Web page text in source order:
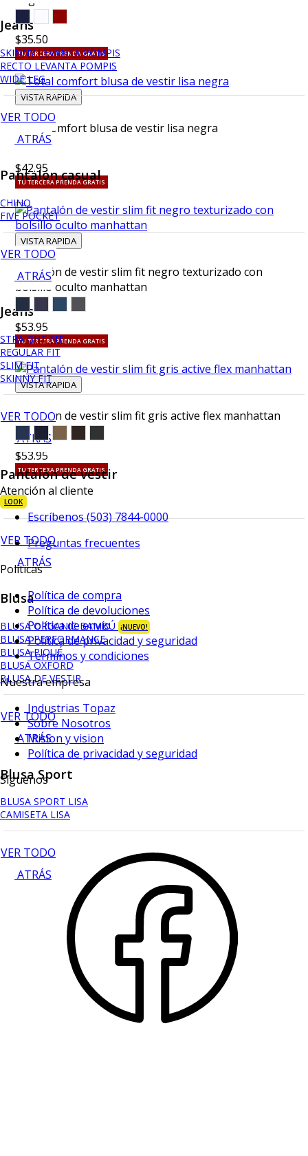
Jeans
SKINNY LEVANTA POMPIS
RECTO LEVANTA POMPIS
WIDE LEG
VER TODO
ATRÁS
Pantalón casual
CHINO
FIVE POCKET
VER TODO
ATRÁS
Jeans
STRAIGHT FIT
REGULAR FIT
SLIM FIT
SKINNY FIT
VER TODO
ATRÁS
Pantalón de vestir
LOOK
VER TODO
ATRÁS
Blusa
BLUSA ORGANIC BAMBÚ ¡NUEVO!
BLUSA PERFORMANCE
BLUSA PIQUÉ
BLUSA OXFORD
BLUSA DE VESTIR
VER TODO
ATRÁS
Blusa Sport
BLUSA SPORT LISA
CAMISETA LISA
VER TODO
ATRÁS
$35.50
TU TERCERA PRENDA GRATIS
VISTA RAPIDA
Total comfort blusa de vestir lisa negra
$42.95
TU TERCERA PRENDA GRATIS
VISTA RAPIDA
Pantalón de vestir slim fit negro texturizado con
bolsillo oculto manhattan
$53.95
TU TERCERA PRENDA GRATIS
VISTA RAPIDA
Pantalón de vestir slim fit gris active flex manhattan
$53.95
TU TERCERA PRENDA GRATIS
Atención al cliente
Escríbenos (503) 7844-0000
Preguntas frecuentes
Políticas
Política de compra
Política de devoluciones
Política de envío
Política de privacidad y seguridad
Terminos y condiciones
Nuestra empresa
Industrias Topaz
Sobre Nosotros
Mision y vision
Política de privacidad y seguridad
Síguenos